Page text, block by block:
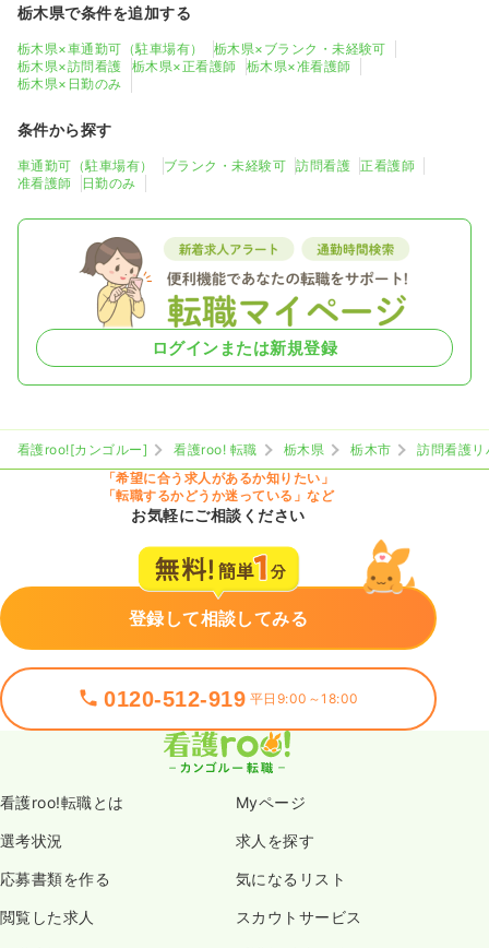
栃木県で条件を追加する
栃木県×車通勤可（駐車場有）
栃木県×ブランク・未経験可
栃木県×訪問看護
栃木県×正看護師
栃木県×准看護師
栃木県×日勤のみ
条件から探す
車通勤可（駐車場有） ブランク・未経験可 訪問看護
正看護師
准看護師
日勤のみ
ログインまたは新規登録
看護roo![カンゴルー] 看護roo! 転職 栃木県 栃木市
訪問看護
「希望に合う求人があるか知りたい」
「転職するかどうか迷っている」など
お気軽にご相談ください
登録して相談してみる
0120-512-919 平日9:00～18:00
看護roo!転職とは Myページ
選考状況 求人を探す
応募書類を作る 気になるリスト
閲覧した求人 スカウトサービス